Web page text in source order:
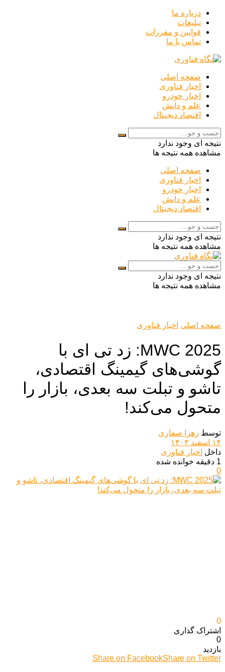
درباره ما
تبلیغات
قوانین و مقررات
تماس با ما
صفحه اصلی
اخبار فناوری
اخبار خودرو
علم و دانش
اقتصاد دیجیتال
نتیجه ای وجود ندارد
مشاهده همه نتیجه ها
صفحه اصلی
اخبار فناوری
اخبار خودرو
علم و دانش
اقتصاد دیجیتال
نتیجه ای وجود ندارد
مشاهده همه نتیجه ها
نتیجه ای وجود ندارد
مشاهده همه نتیجه ها
صفحه اصلی اخبار فناوری
MWC 2025: زد تی ای با
گوشی‌های گیمینگ اقتصادی،
تاشو و تبلت سه بعدی، بازار را
متحول می‌کند!
توسط زهرا صفاری
۱۴ اسفند ۱۴۰۳
داخل اخبار فناوری
1 دقیقه خوانده شده
0
0
اشتراک گذاری‌
0
بازدید
Share on FacebookShare on Twitter